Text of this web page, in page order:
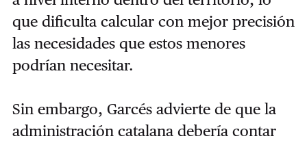
que dificulta calcular con mejor precisión
las necesidades que estos menores
podrían necesitar.
Sin embargo, Garcés advierte de que la
administración catalana debería contar